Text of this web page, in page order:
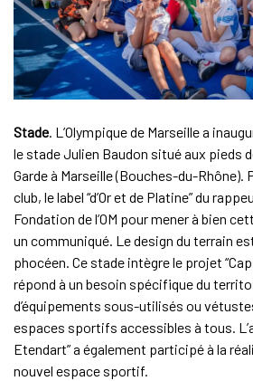
Stade. L’Olympique de Marseille a
le stade Julien Baudon situé aux pieds
Garde à Marseille (Bouches-du-
club, le label “d’Or et de Platine” du
Fondation de l’OM pour mener à bien
un communiqué. Le design du terrain
phocéen. Ce stade intègre le projet
répond à un besoin spécifique du
d’équipements sous-utilisés ou
espaces sportifs accessibles à tous.
Etendart” a également participé à la
nouvel espace sportif.